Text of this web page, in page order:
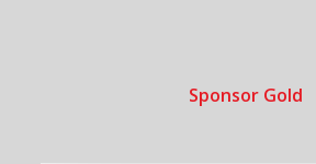
Sponsor Gold